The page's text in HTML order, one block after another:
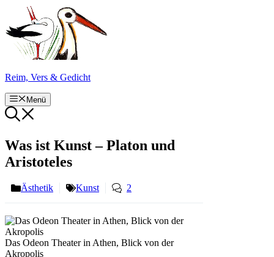
springen
Reim, Vers & Gedicht
Menü
Was ist Kunst – Platon und
Aristoteles
Ästhetik Kunst 2
Das Odeon Theater in Athen, Blick von der
Akropolis